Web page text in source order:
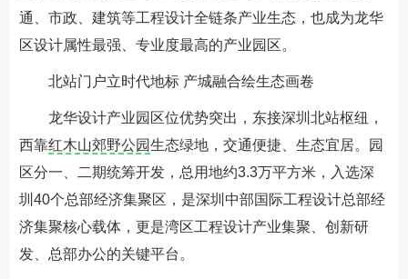
通、市政、建筑等工程设计全链条产业生态，也成为龙华
区设计属性最强、专业度最高的产业园区。
北站门户立时代地标 产城融合绘生态画卷
龙华设计产业园区位优势突出，东接深圳北站枢纽，
西靠红木山郊野公园生态绿地，交通便捷、生态宜居。园
区分一、二期统筹开发，总用地约3.3万平方米，入选深
圳40个总部经济集聚区，是深圳中部国际工程设计总部经
济集聚核心载体，更是湾区工程设计产业集聚、创新研
发、总部办公的关键平台。